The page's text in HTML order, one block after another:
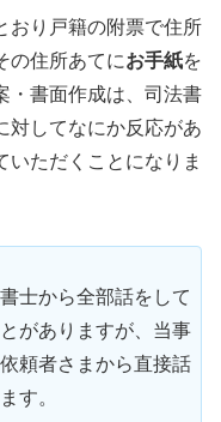
おり戸籍の附票で住所
の住所あてにお手紙を
・書面作成は、司法書
対してなにか反応があ
いただくことになりま
士から全部話をして
がありますが、当事
頼者さまから直接話
す。